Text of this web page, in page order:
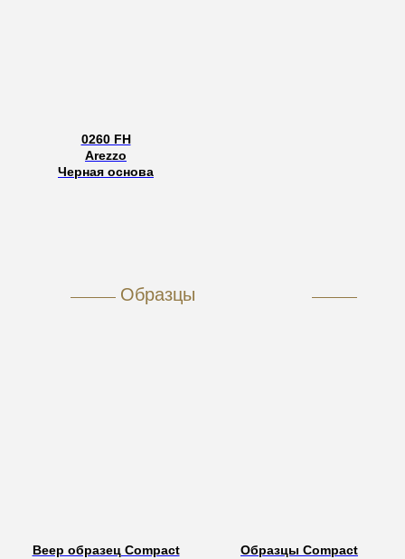
0260 FH
Arezzo
Черная основа
Образцы
Веер образец Compact
Образцы Сompact